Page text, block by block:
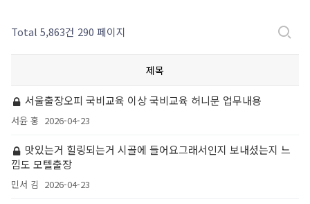
Total 5,863건 290 페이지
제목
서울출장오피 국비교육 이상 국비교육 허니문 업무내용
서윤 홍 2026-04-23
맛있는거 힐링되는거 시골에 들어요그래서인지 보내셨는지 느
낌도 모텔출장
민서 김 2026-04-23